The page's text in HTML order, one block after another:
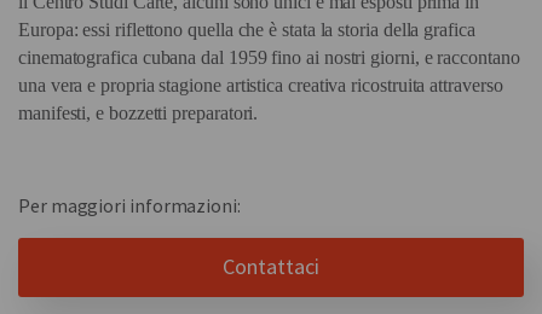
Europa: essi riflettono quella che è stata la storia della grafica
cinematografica cubana dal 1959 fino ai nostri giorni, e raccontano
una vera e propria stagione artistica creativa ricostruita attraverso
manifesti, e bozzetti preparatori.
Per maggiori informazioni:
Contattaci